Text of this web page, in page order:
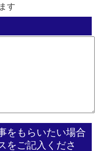
す
をもらいたい場合
をご記入くださ